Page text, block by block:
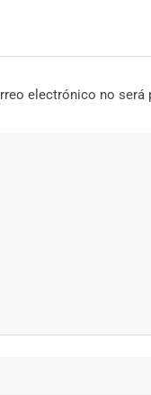
electrónico no será